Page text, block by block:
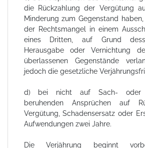
die Rückzahlung der Vergütung
Minderung zum Gegenstand
der Rechtsmangel in einem
eines Dritten, auf Grund
Herausgabe oder Vernichtung
überlassenen Gegenstände
jedoch die gesetzliche
d) bei nicht auf Sach- oder
beruhenden Ansprüchen auf
Vergütung, Schadensersatz oder
Aufwendungen zwei Jahre.
Die Verjährung beginnt